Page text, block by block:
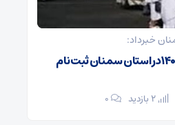
خبرداد:
۸۰۱ نفر برای حج تمتع ۱۴۰۵ در استان سمنان ثبت نام
۰